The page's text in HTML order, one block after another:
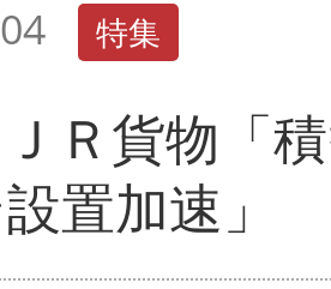
特集
Ｒ貨物「
置加速」